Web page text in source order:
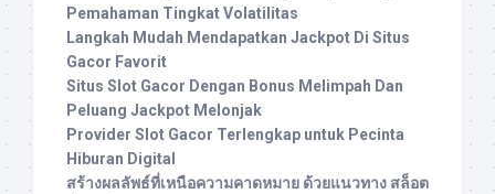
Pemahaman Tingkat Volatilitas
Langkah Mudah Mendapatkan Jackpot Di Situs
Gacor Favorit
Situs Slot Gacor Dengan Bonus Melimpah Dan
Peluang Jackpot Melonjak
Provider Slot Gacor Terlengkap untuk Pecinta
Hiburan Digital
สร้างผลลัพธ์ที่เหนือความคาดหมาย ด้วยแนวทาง สล็อต